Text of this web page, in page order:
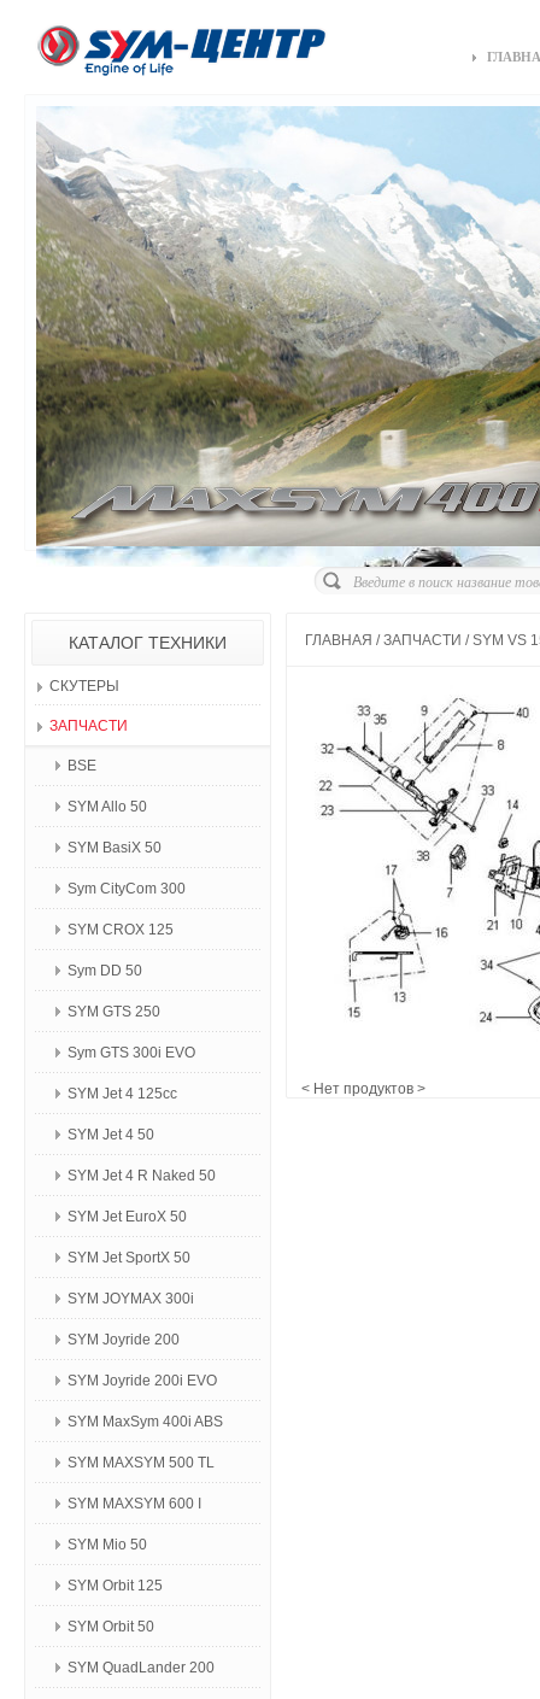
КАТАЛОГ ТЕХНИКИ
СКУТЕРЫ
ЗАПЧАСТИ
BSE
SYM Allo 50
SYM BasiX 50
Sym CityCom 300
SYM CROX 125
Sym DD 50
SYM GTS 250
Sym GTS 300i EVO
SYM Jet 4 125сс
SYM Jet 4 50
SYM Jet 4 R Naked 50
SYM Jet EuroX 50
SYM Jet SportX 50
SYM JOYMAX 300i
SYM Joyride 200
SYM Joyride 200i EVO
SYM MaxSym 400i ABS
SYM MAXSYM 500 TL
SYM MAXSYM 600 I
SYM Mio 50
SYM Orbit 125
SYM Orbit 50
SYM QuadLander 200
ГЛАВНАЯ / ЗАПЧАСТИ / SYM VS
< Нет продуктов >